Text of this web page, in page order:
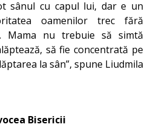
sânul cu capul lui, dar e un
oamenilor trec fără
Mama nu trebuie să simtă
să fie concentrată pe
la sân”, spune Liudmila
Bisericii